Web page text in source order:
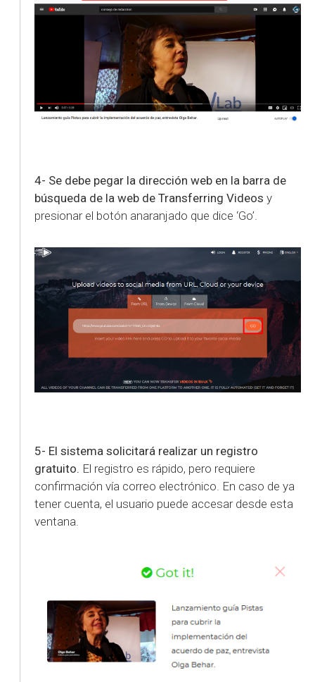
4- Se debe pegar la dirección web en la barra de
búsqueda de la web de Transferring Videos y
presionar el botón anaranjado que dice ‘Go’.
5- El sistema solicitará realizar un registro
gratuito. El registro es rápido, pero requiere
confirmación vía correo electrónico. En caso de ya
tener cuenta, el usuario puede accesar desde esta
ventana.